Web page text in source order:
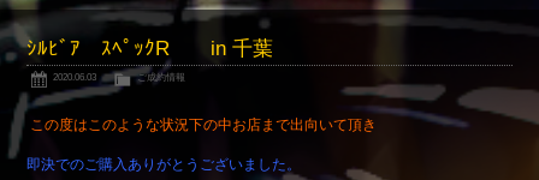
About NSX
NSXについて
Reflesh Plan
整備・修理・
Trade in
買取査定
ｼﾙﾋﾞｱ ｽﾍﾟｯｸR in 千葉
2020.06.03 ご成約情報
この度はこのような状況下の中お店まで出向いて頂き
即決でのご購入ありがとうございました。